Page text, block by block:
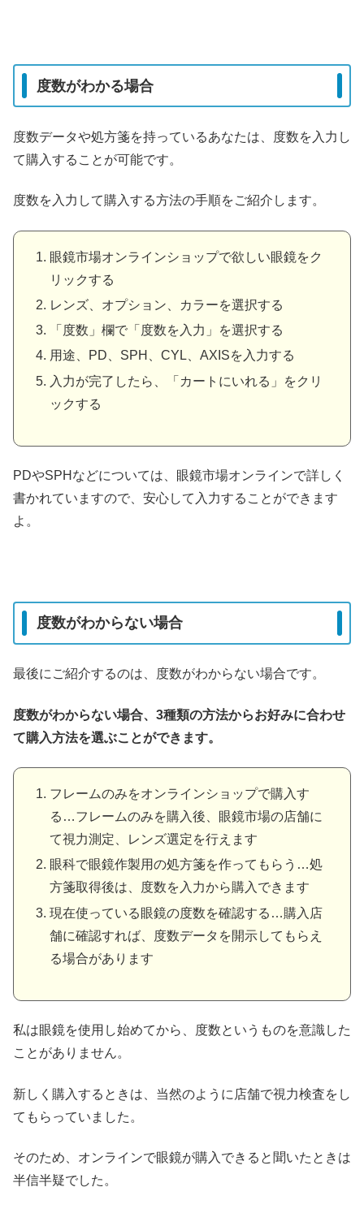
度数がわかる場合
度数データや処方箋を持っているあなたは、度数を入力し
て購入することが可能です。
度数を入力して購入する方法の手順をご紹介します。
眼鏡市場オンラインショップで欲しい眼鏡をク
リックする
レンズ、オプション、カラーを選択する
「度数」欄で「度数を入力」を選択する
用途、PD、SPH、CYL、AXISを入力する
入力が完了したら、「カートにいれる」をクリ
ックする
PDやSPHなどについては、眼鏡市場オンラインで詳しく
書かれていますので、安心して入力することができます
よ。
度数がわからない場合
最後にご紹介するのは、度数がわからない場合です。
度数がわからない場合、3種類の方法からお好みに合わせ
て購入方法を選ぶことができます。
フレームのみをオンラインショップで購入す
る…フレームのみを購入後、眼鏡市場の店舗に
て視力測定、レンズ選定を行えます
眼科で眼鏡作製用の処方箋を作ってもらう…処
方箋取得後は、度数を入力から購入できます
現在使っている眼鏡の度数を確認する…購入店
舗に確認すれば、度数データを開示してもらえ
る場合があります
私は眼鏡を使用し始めてから、度数というものを意識した
ことがありません。
新しく購入するときは、当然のように店舗で視力検査をし
てもらっていました。
そのため、オンラインで眼鏡が購入できると聞いたときは
半信半疑でした。